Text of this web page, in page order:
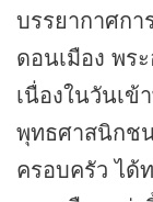
บรรยากาศก
ดอนเมือง พร
เนื่องในวันเข้
พุทธศาสนิกช
ครอบครัว ได้